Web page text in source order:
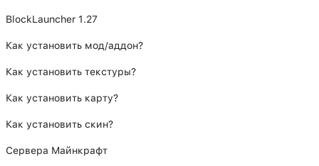
BlockLauncher 1.27
Как установить мод/аддон?
Как установить текстуры?
Как установить карту?
Как установить скин?
Сервера Майнкрафт